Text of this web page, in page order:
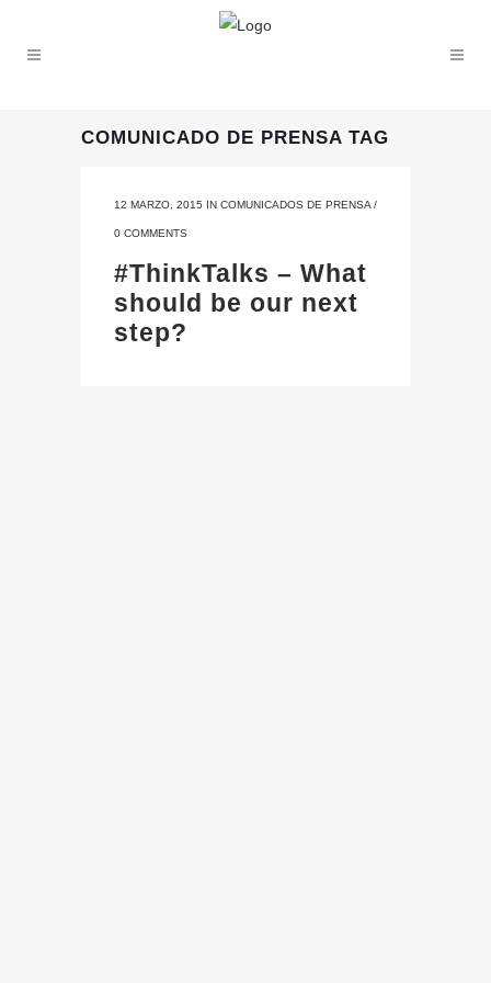
COMUNICADO DE PRENSA TAG
12 MARZO, 2015 IN COMUNICADOS DE PRENSA /
0 COMMENTS
#ThinkTalks – What
should be our next
step?